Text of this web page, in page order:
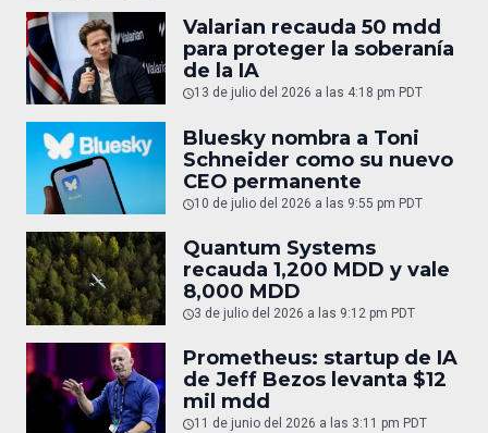
Valarian recauda 50 mdd
para proteger la soberanía
de la IA
13 de julio del 2026 a las 4:18 pm PDT
Bluesky nombra a Toni
Schneider como su nuevo
CEO permanente
10 de julio del 2026 a las 9:55 pm PDT
Quantum Systems
recauda 1,200 MDD y vale
8,000 MDD
3 de julio del 2026 a las 9:12 pm PDT
Prometheus: startup de IA
de Jeff Bezos levanta $12
mil mdd
11 de junio del 2026 a las 3:11 pm PDT